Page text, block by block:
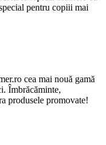
pentru copiii mai
cea mai nouă gamă
Îmbrăcăminte,
produsele promovate!